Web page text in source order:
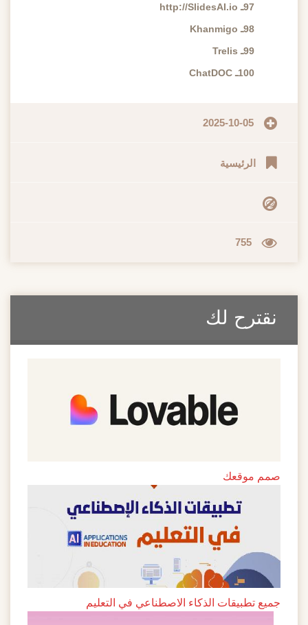
97ـ http://SlidesAI.io
98ـ Khanmigo
99ـ Trelis
100ـ ChatDOC
2025-10-05
الرئيسية
755
نقترح لك
صمم موقعك
جميع تطبيقات الذكاء الاصطناعي في التعليم